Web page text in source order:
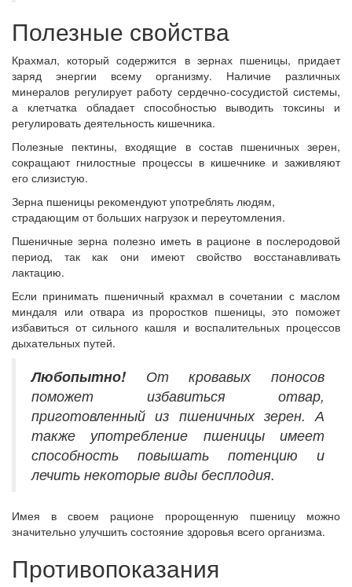
Полезные свойства
Крахмал, который содержится в зернах пшеницы, придает
заряд энергии всему организму. Наличие различных
минералов регулирует работу сердечно-сосудистой системы,
а клетчатка обладает способностью выводить токсины и
регулировать деятельность кишечника.
Полезные пектины, входящие в состав пшеничных зерен,
сокращают гнилостные процессы в кишечнике и заживляют
его слизистую.
Зерна пшеницы рекомендуют употреблять людям,
страдающим от больших нагрузок и переутомления.
Пшеничные зерна полезно иметь в рационе в послеродовой
период, так как они имеют свойство восстанавливать
лактацию.
Если принимать пшеничный крахмал в сочетании с маслом
миндаля или отвара из проростков пшеницы, это поможет
избавиться от сильного кашля и воспалительных процессов
дыхательных путей.
Любопытно!От кровавых поносов
поможет избавиться отвар,
приготовленный из пшеничных зерен. А
также употребление пшеницы имеет
способность повышать потенцию и
лечить некоторые виды бесплодия.
Имея в своем рационе пророщенную пшеницу можно
значительно улучшить состояние здоровья всего организма.
Противопоказания